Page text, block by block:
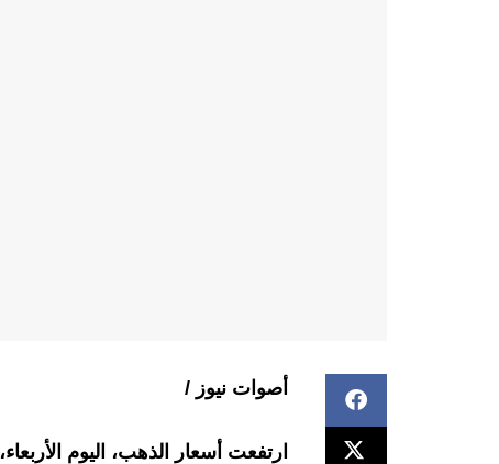
أصوات نيوز /
ارتفعت أسعار الذهب، اليوم